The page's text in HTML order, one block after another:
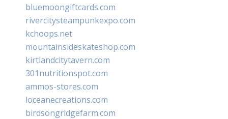
bluemoongiftcards.com
rivercitysteampunkexpo.com
kchoops.net
mountainsideskateshop.com
kirtlandcitytavern.com
301nutritionspot.com
ammos-stores.com
loceanecreations.com
birdsongridgefarm.com